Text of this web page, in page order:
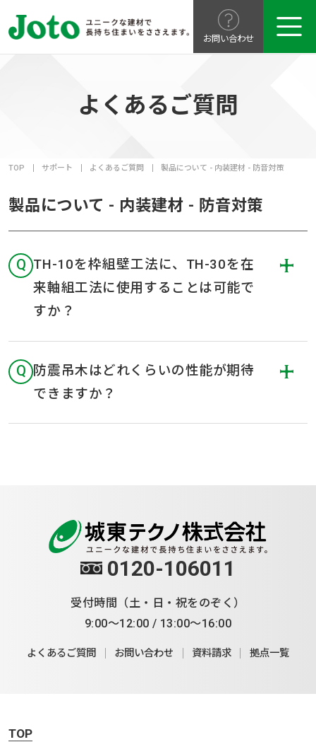
お問い合わせ
よくあるご質問
TOP サポート よくあるご質問 製品について - 内装建材 - 防音対策
製品について - 内装建材 - 防音対策
Q TH-10を枠組壁工法に、TH-30を在
来軸組工法に使用することは可能で
すか？
Q
防震吊木はどれくらいの性能が期待
できますか？
0120-106011
受付時間（土・日・祝をのぞく）
9:00～12:00 / 13:00～16:00
よくあるご質問 お問い合わせ 資料請求 拠点一覧
TOP